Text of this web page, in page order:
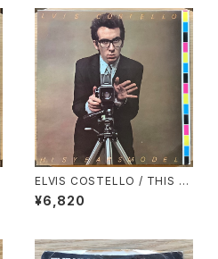
ELVIS COSTELLO / THIS Y
EAR’S MODEL
¥6,820